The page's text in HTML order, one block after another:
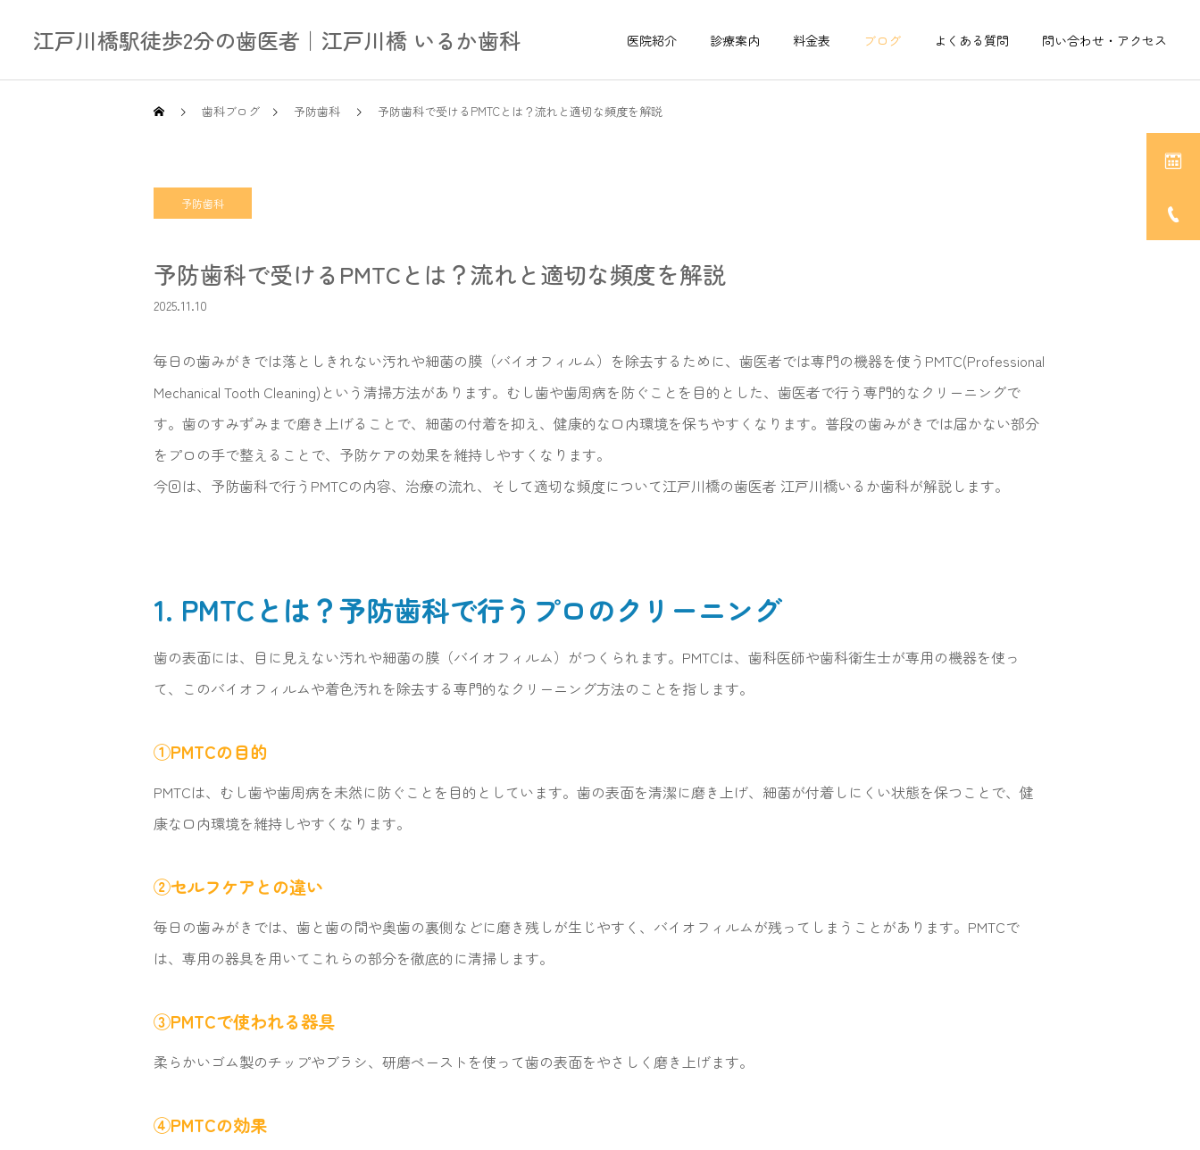
江戸川橋駅徒歩2分の歯医者｜江戸川橋 いるか歯科 医院紹介 診療案内 料金表 ブログ よくある質問 問い合わせ・アクセス
歯科ブログ 予防歯科 予防歯科で受けるPMTCとは？流れと適切な頻度を解説
予防歯科
予防歯科で受けるPMTCとは？流れと適切な頻度を解説
2025.11.10
毎日の歯みがきでは落としきれない汚れや細菌の膜（バイオフィルム）を除去するために、歯医者では専門の機器を使うPMTC(Professional
Mechanical Tooth Cleaning)という清掃方法があります。むし歯や歯周病を防ぐことを目的とした、歯医者で行う専門的なクリーニングで
す。歯のすみずみまで磨き上げることで、細菌の付着を抑え、健康的な口内環境を保ちやすくなります。普段の歯みがきでは届かない部分
をプロの手で整えることで、予防ケアの効果を維持しやすくなります。
今回は、予防歯科で行うPMTCの内容、治療の流れ、そして適切な頻度について江戸川橋の歯医者 江戸川橋いるか歯科が解説します。
1. PMTCとは？予防歯科で行うプロのクリーニング
歯の表面には、目に見えない汚れや細菌の膜（バイオフィルム）がつくられます。PMTCは、歯科医師や歯科衛生士が専用の機器を使っ
て、このバイオフィルムや着色汚れを除去する専門的なクリーニング方法のことを指します。
①PMTCの目的
PMTCは、むし歯や歯周病を未然に防ぐことを目的としています。歯の表面を清潔に磨き上げ、細菌が付着しにくい状態を保つことで、健
康な口内環境を維持しやすくなります。
②セルフケアとの違い
毎日の歯みがきでは、歯と歯の間や奥歯の裏側などに磨き残しが生じやすく、バイオフィルムが残ってしまうことがあります。PMTCで
は、専用の器具を用いてこれらの部分を徹底的に清掃します。
③PMTCで使われる器具
柔らかいゴム製のチップやブラシ、研磨ペーストを使って歯の表面をやさしく磨き上げます。
④PMTCの効果